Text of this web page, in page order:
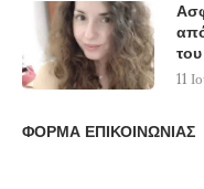
11
ΦΟΡΜΑ ΕΠΙΚΟΙΝΩΝΙΑΣ